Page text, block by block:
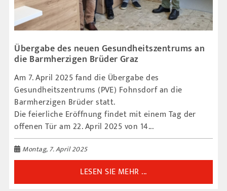
Übergabe des neuen Gesundheitszentrums an
die Barmherzigen Brüder Graz
Am 7. April 2025 fand die Übergabe des
Gesundheitszentrums (PVE) Fohnsdorf an die
Barmherzigen Brüder statt.
Die feierliche Eröffnung findet mit einem Tag der
offenen Tür am 22. April 2025 von 14...
Montag, 7. April 2025
LESEN SIE MEHR ...